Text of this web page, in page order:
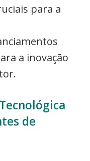
para a
a inovação
de